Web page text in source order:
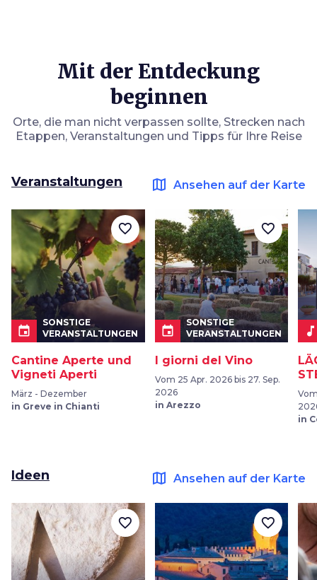
Mit der Entdeckung
beginnen
Orte, die man nicht verpassen sollte, Strecken nach
Etappen, Veranstaltungen und Tipps für Ihre Reise
Veranstaltungen map Ansehen auf der Karte
event
SONSTIGE
VERANSTALTUNGEN
Cantine Aperte und
Vigneti Aperti
März - Dezember
in Greve in Chianti
favorite_border
event
SONSTIGE
VERANSTALTUNGEN
I giorni del Vino
Vom 25 Apr. 2026 bis 27. Sep.
2026
in Arezzo
favorite_border
in
Ideen map Ansehen auf der Karte
favorite_border favorite_border